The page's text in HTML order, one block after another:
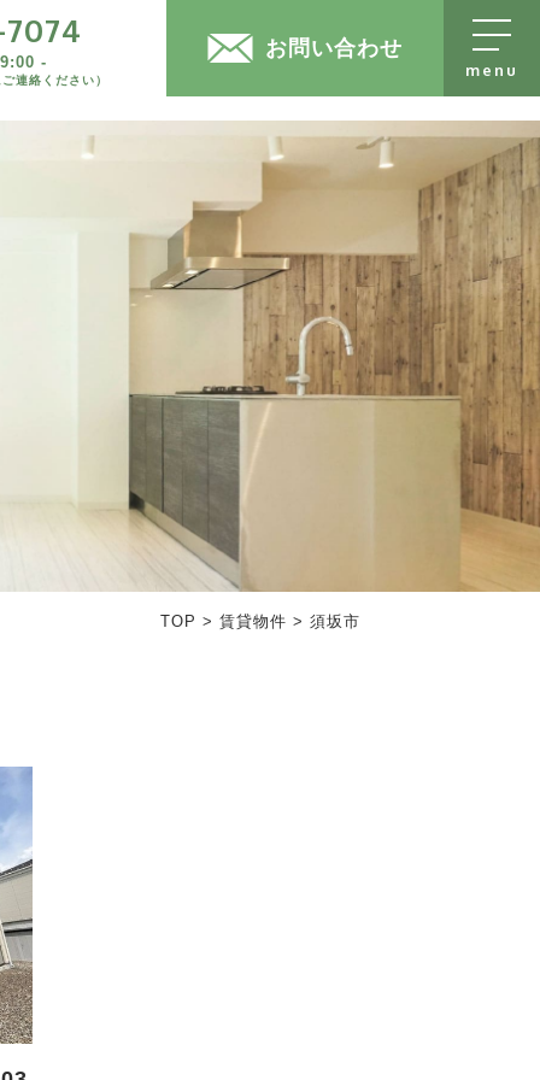
7074
-
連絡ください）
お問い合わせ
売却物件大募集
お問い合わせフォーム
TOP > 賃貸物件 > 須坂市